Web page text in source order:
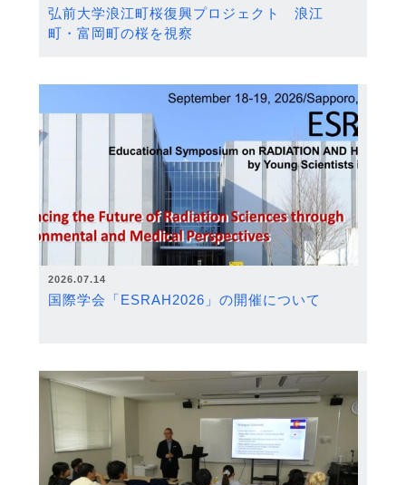
弘前大学浪江町桜復興プロジェクト 浪江
町・富岡町の桜を視察
2026.07.14
国際学会「ESRAH2026」の開催について